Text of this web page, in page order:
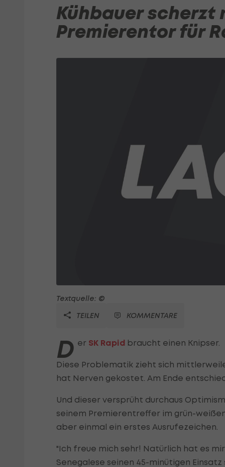
Kühbauer scherzt
Premierentor für
Textquelle: ©
TEILEN
KOMMENTARE
D er SK Rapid braucht einen Knipser.
Diese Problematik zieht sich
hat Nerven gekostet. Am Ende
Und dieser versprüht durchaus
seinem Premierentreffer im grün-
aber einmal ein erstes Ausrufezeichen.
"Ich freue mich sehr! Natürlich hat es
Senegalese seinen 45-minütigen